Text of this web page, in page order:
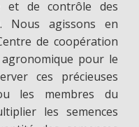
et de contrôle des
Nous agissons en
de coopération
pour le
ces précieuses
les membres du
les semences